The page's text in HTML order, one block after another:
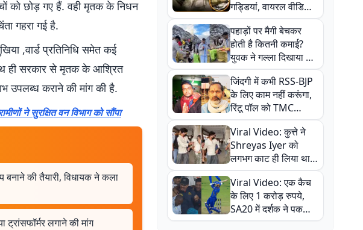
को छोड़ गए हैं. वही मृतक के निधन
गहरा गई है.
,वार्ड प्रतिनिधि समेत कई
ही सरकार से मृतक के आश्रित
उपलब्ध कराने की मांग की है.
ने सुरक्षित वन विभाग को सौंपा
बनाने की तैयारी, विधायक ने कला
ट्रांसफॉर्मर लगाने की मांग
गड्डियां, वायरल वीडियो
से राजनीति में उबाल,
अजित महतो बोले- TMC
की गंदी चाल
पहाड़ों पर मैगी बेचकर
होती है कितनी कमाई?
युवक ने गल्ला दिखाया तो
नौकरी वालों के खड़े हो गए
कान
जिंदगी में कभी RSS-BJP
के लिए काम नहीं करूंगा,
रिंटू पॉल को TMC
ऑफिस में ले जाकर पीटा,
Video वायरल
Viral Video: कुत्ते ने
Shreyas Iyer को
लगभग काट ही लिया था,
न्यूजीलैंड सीरीज से पहले
बाल-बाल बचे
Viral Video: एक कैच
के लिए 1 करोड़ रुपये,
SA20 में दर्शक ने पकड़ा
एक हाथ से गजब का कैच